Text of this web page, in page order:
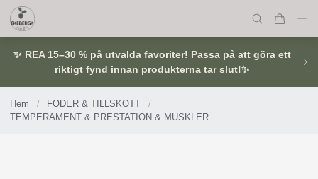
✨ REA 15–30 % på utvalda favoriter! Passa på att göra ett
riktigt fynd innan produkterna tar slut!✨
Hem / FODER & TILLSKOTT
/
TEMPERAMENT & PRESTATION & MUSKLER